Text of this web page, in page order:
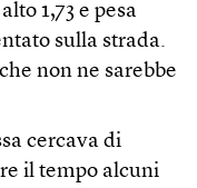
1,73 e pesa
sulla strada.
non ne sarebbe
cercava di
il tempo alcuni